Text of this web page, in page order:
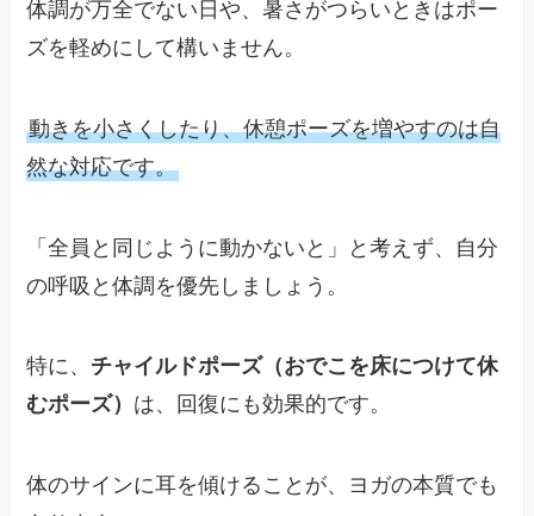
体調が万全でない日や、暑さがつらいときはポー
ズを軽めにして構いません。
動きを小さくしたり、休憩ポーズを増やすのは自
然な対応です。
「全員と同じように動かないと」と考えず、自分
の呼吸と体調を優先しましょう。
特に、 チャイルドポーズ（おでこを床につけて休
むポーズ） は、回復にも効果的です。
体のサインに耳を傾けることが、ヨガの本質でも